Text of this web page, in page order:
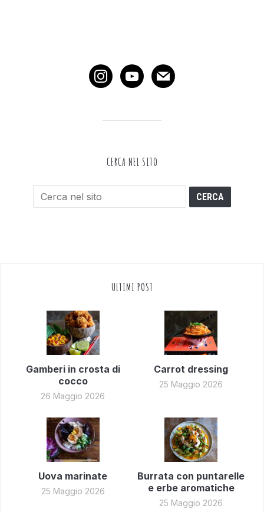
instagramyoutubemail
CERCA NEL SITO
ULTIMI POST
Gamberi in crosta di
cocco
26 Maggio 2026
Carrot dressing
25 Maggio 2026
Uova marinate
25 Maggio 2026
Burrata con puntarelle
e erbe aromatiche
25 Maggio 2026